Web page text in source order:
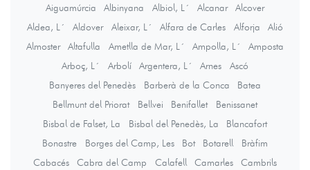
Aiguamúrcia Albinyana Albiol, L´ Alcanar
Alcover
Aldea, L´
Aldover Aleixar, L´ Alfara de Carles Alforja
Alió
Almoster
Altafulla Ametlla de Mar, L´ Ampolla, L´
Amposta
Arboç, L´
Arbolí Argentera, L´ Arnes
Ascó
Banyeres del Penedès
Barberà de la Conca
Batea
Bellmunt del Priorat
Bellvei Benifallet
Benissanet
Bisbal de Falset, La
Bisbal del Penedès, La
Blancafort
Bonastre
Borges del Camp, Les Bot Botarell
Bràfim
Cabacés
Cabra del Camp Calafell Camarles
Cambrils